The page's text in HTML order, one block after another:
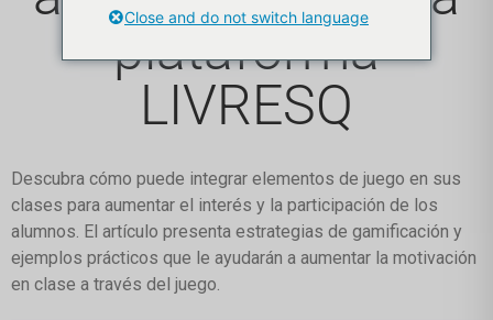
plataforma
LIVRESQ
Descubra cómo puede integrar elementos de juego en sus
clases para aumentar el interés y la participación de los
alumnos. El artículo presenta estrategias de gamificación y
ejemplos prácticos que le ayudarán a aumentar la motivación
en clase a través del juego.
Close and do not switch language